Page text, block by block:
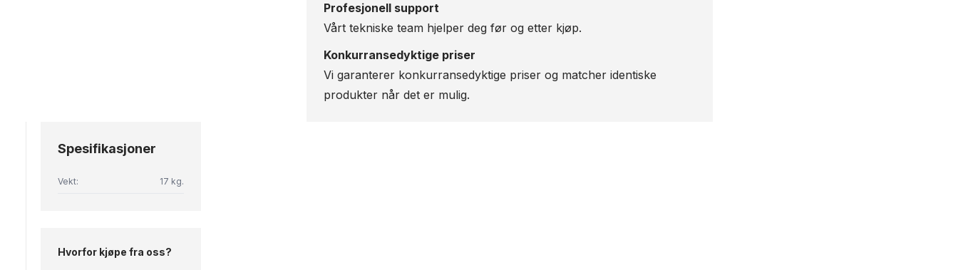
Profesjonell support
Vårt tekniske team hjelper deg før og etter kjøp.
Konkurransedyktige priser
Vi garanterer konkurransedyktige priser og matcher identiske
produkter når det er mulig.
Spesifikasjoner
Vekt: 17 kg.
Hvorfor kjøpe fra oss?